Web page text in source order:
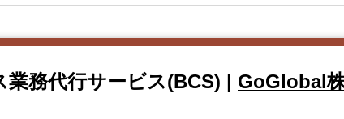
務代行サービス(BCS) | GoGlobal